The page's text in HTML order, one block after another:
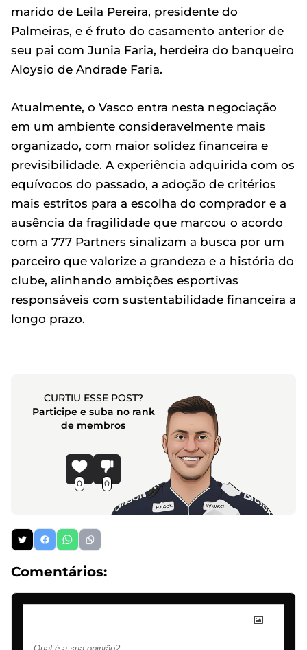
marido de Leila Pereira, presidente do
Palmeiras, e é fruto do casamento anterior de
seu pai com Junia Faria, herdeira do banqueiro
Aloysio de Andrade Faria.
Atualmente, o Vasco entra nesta negociação
em um ambiente consideravelmente mais
organizado, com maior solidez financeira e
previsibilidade. A experiência adquirida com os
equívocos do passado, a adoção de critérios
mais estritos para a escolha do comprador e a
ausência da fragilidade que marcou o acordo
com a 777 Partners sinalizam a busca por um
parceiro que valorize a grandeza e a história do
clube, alinhando ambições esportivas
responsáveis com sustentabilidade financeira a
longo prazo.
CURTIU ESSE POST?
Participe e suba no rank
de membros
0 0
Comentários: